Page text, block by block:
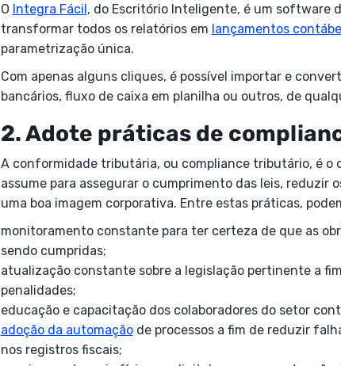
O Integra Fácil, do Escritório Inteligente, é um software
transformar todos os relatórios em lançamentos
parametrização única.
Com apenas alguns cliques, é possível importar e
bancários, fluxo de caixa em planilha ou outros, de
2. Adote práticas de
A conformidade tributária, ou compliance tributário, é o
assume para assegurar o cumprimento das leis, reduzir
uma boa imagem corporativa. Entre estas práticas,
monitoramento constante para ter certeza de que as
sendo cumpridas;
atualização constante sobre a legislação pertinente a
penalidades;
educação e capacitação dos colaboradores do setor
adoção da automaçãode processos a fim de reduzir
nos registros fiscais;